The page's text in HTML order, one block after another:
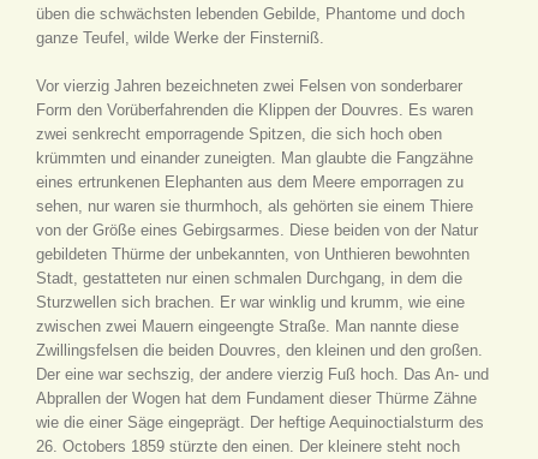
üben die schwächsten lebenden Gebilde, Phantome und doch
ganze Teufel, wilde Werke der Finsterniß.
Vor vierzig Jahren bezeichneten zwei Felsen von sonderbarer
Form den Vorüberfahrenden die Klippen der Douvres. Es waren
zwei senkrecht emporragende Spitzen, die sich hoch oben
krümmten und einander zuneigten. Man glaubte die Fangzähne
eines ertrunkenen Elephanten aus dem Meere emporragen zu
sehen, nur waren sie thurmhoch, als gehörten sie einem Thiere
von der Größe eines Gebirgsarmes. Diese beiden von der Natur
gebildeten Thürme der unbekannten, von Unthieren bewohnten
Stadt, gestatteten nur einen schmalen Durchgang, in dem die
Sturzwellen sich brachen. Er war winklig und krumm, wie eine
zwischen zwei Mauern eingeengte Straße. Man nannte diese
Zwillingsfelsen die beiden Douvres, den kleinen und den großen.
Der eine war sechszig, der andere vierzig Fuß hoch. Das An- und
Abprallen der Wogen hat dem Fundament dieser Thürme Zähne
wie die einer Säge eingeprägt. Der heftige Aequinoctialsturm des
26. Octobers 1859 stürzte den einen. Der kleinere steht noch